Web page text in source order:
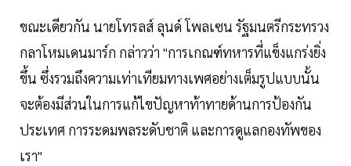
ขณะเดียวกัน นายโทรลส์ ลุนด์ โพลเซน รัฐมนตรีกระทรวง
กลาโหมเดนมาร์ก กล่าวว่า "การเกณฑ์ทหารที่แข็งแกร่งยิ่ง
ขึ้น ซึ่งรวมถึงความเท่าเทียมทางเพศอย่างเต็มรูปแบบนั้น
จะต้องมีส่วนในการแก้ไขปัญหาท้าทายด้านการป้องกัน
ประเทศ การระดมพลระดับชาติ และการดูแลกองทัพของ
เรา"